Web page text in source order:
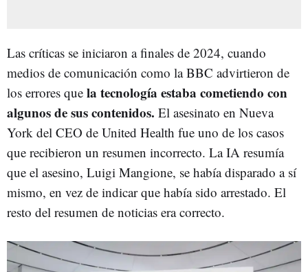
Las críticas se iniciaron a finales de 2024, cuando
medios de comunicación como la BBC advirtieron de
los errores que la tecnología estaba cometiendo con
algunos de sus contenidos. El asesinato en Nueva
York del CEO de United Health fue uno de los casos
que recibieron un resumen incorrecto. La IA resumía
que el asesino, Luigi Mangione, se había disparado a sí
mismo, en vez de indicar que había sido arrestado. El
resto del resumen de noticias era correcto.